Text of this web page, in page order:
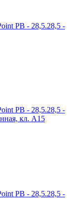
РВ - 28,5.28,5 -
РВ - 28,5.28,5 -
кл. А15
РВ - 28,5.28,5 -